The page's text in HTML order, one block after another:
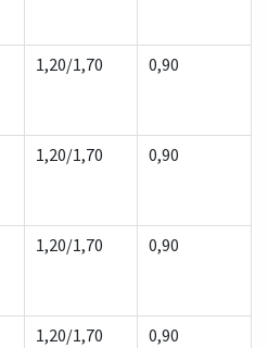
1,20/1,70 0,90
1,20/1,70 0,90
1,20/1,70 0,90
1,20/1,70 0,90